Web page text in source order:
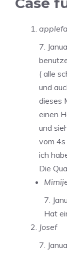
7.
( alle
und
dieses
einen
und
vom 4s
ich
Die
7.
Hat
Josef
7.